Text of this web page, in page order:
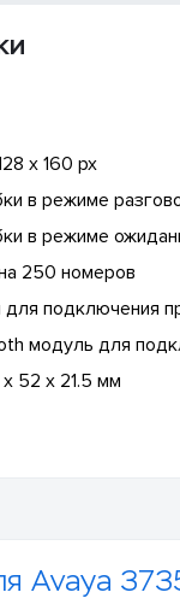
x 160 px
в режиме
в режиме
250 номеров
подключения
модуль для
52 x 21.5 мм
Avaya